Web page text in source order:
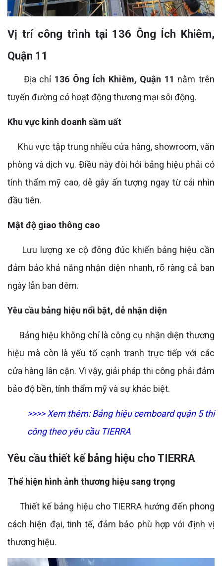
Vị trí công trình tại 136 Ông Ích Khiêm,
Quận 11
Địa chỉ 136 Ông Ích Khiêm, Quận 11 nằm trên
tuyến đường có hoạt động thương mại sôi động.
Khu vực kinh doanh sầm uất
Khu vực tập trung nhiều cửa hàng, showroom, văn
phòng và dịch vụ. Điều này đòi hỏi bảng hiệu phải có
tính thẩm mỹ cao, dễ gây ấn tượng ngay từ cái nhìn
đầu tiên.
Mật độ giao thông cao
Lưu lượng xe cộ đông đúc khiến bảng hiệu cần
đảm bảo khả năng nhận diện nhanh, rõ ràng cả ban
ngày lẫn ban đêm.
Yêu cầu bảng hiệu nổi bật, dễ nhận diện
Bảng hiệu không chỉ là công cụ nhận diện thương
hiệu mà còn là yếu tố cạnh tranh trực tiếp với các
cửa hàng lân cận. Vì vậy, giải pháp thi công phải đảm
bảo độ bền, tính thẩm mỹ và sự khác biệt.
>>>> Xem thêm:Bảng hiệu cemboard quận 5 thi
công theo yêu cầu TIERRA
Yêu cầu thiết kế bảng hiệu cho TIERRA
Thể hiện hình ảnh thương hiệu sang trọng
Thiết kế bảng hiệu cho TIERRA hướng đến phong
cách hiện đại, tinh tế, đảm bảo phù hợp với định vị
thương hiệu.